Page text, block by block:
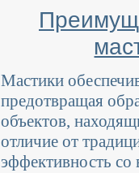
Мастики
предотвращая
объектов,
отличие от
эффективность со